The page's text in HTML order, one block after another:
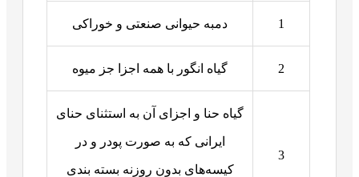
1 دمبه حیوانی صنعتی و خوراکی
2 گیاه انگور با همه اجزا جز میوه
3
گیاه حنا و اجزای آن به استثنای حنای
ایرانی که به صورت پودر و در
کیسه‌های بدون روزنه بسته بندی